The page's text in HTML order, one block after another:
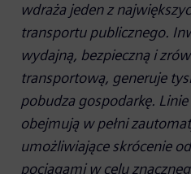
wdraża jeden z
transportu publicznego.
wydajną, bezpieczną i
transportową, generuje
pobudza gospodarkę.
obejmują w pełni
umożliwiające skrócenie
pociągami w celu